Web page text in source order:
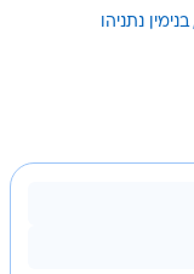
בנימין נתניהו